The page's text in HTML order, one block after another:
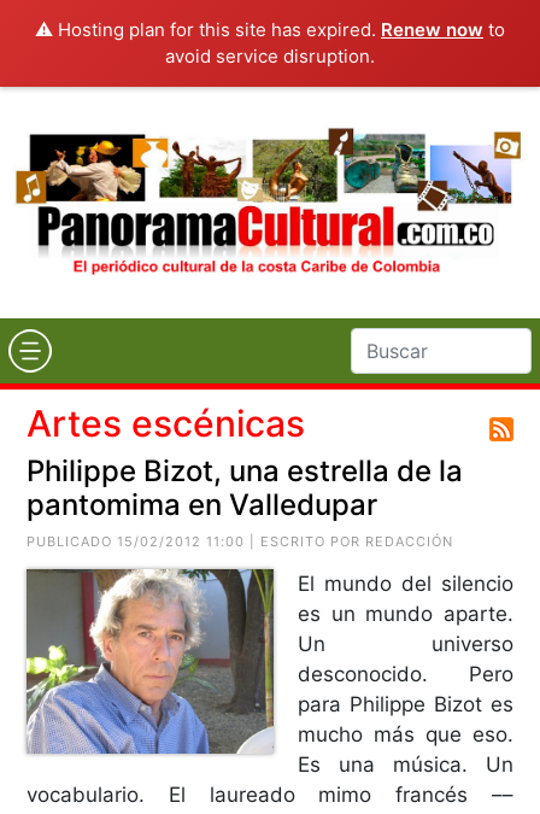
⚠️ Hosting plan for this site has expired. Renew now to
avoid service disruption.
Artes escénicas
Philippe Bizot, una estrella de la
pantomima en Valledupar
PUBLICADO 15/02/2012 11:00 | ESCRITO POR REDACCIÓN
El mundo del silencio
es un mundo aparte.
Un universo
desconocido. Pero
para Philippe Bizot es
mucho más que eso.
Es una música. Un
vocabulario. El laureado mimo francés ––